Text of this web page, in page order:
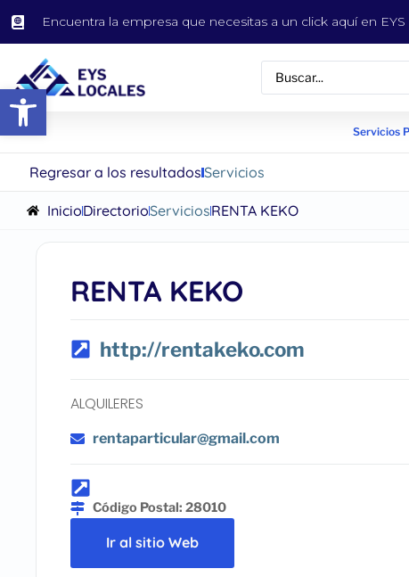
Abrir barra de herramientas
Encuentra la empresa que necesitas a un click aquí en
Servicios
Regresar a los resultadosServicios
InicioDirectorioServiciosRENTA KEKO
RENTA KEKO
http://rentakeko.com
ALQUILERES
rentaparticular@gmail.com
Código Postal: 28010
Ir al sitio Web